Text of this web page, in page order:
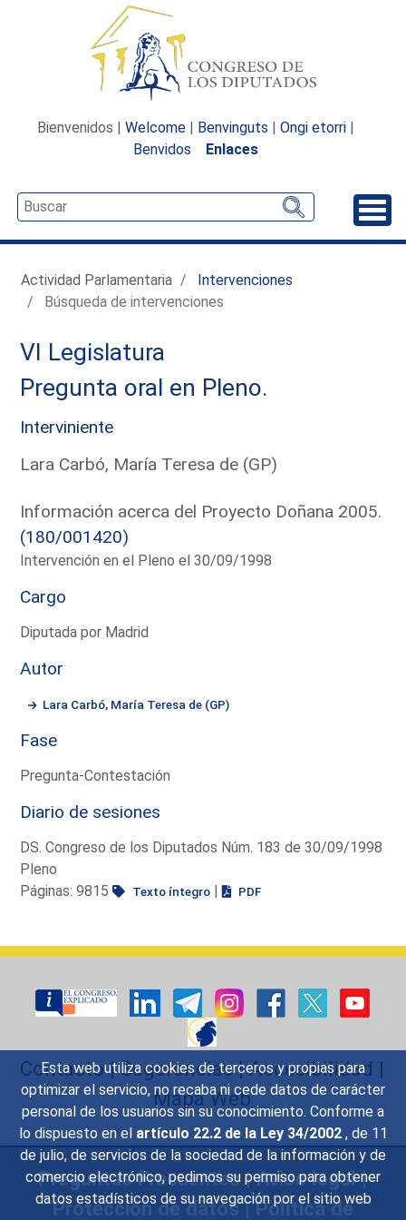
Esta web utiliza cookies de terceros y propias para
optimizar el servicio, no recaba ni cede datos de carácter
personal de los usuarios sin su conocimiento. Conforme a
lo dispuesto en el artículo 22.2 de la Ley 34/2002 , de 11
de julio, de servicios de la sociedad de la información y de
comercio electrónico, pedimos su permiso para obtener
datos estadísticos de su navegación por el sitio web
Bienvenidos | Welcome | Benvinguts | Ongi etorri |
Benvidos
Enlaces
Actividad Parlamentaria
Intervenciones
Búsqueda de intervenciones
VI Legislatura
Pregunta oral en Pleno.
Interviniente
Lara Carbó, María Teresa de (GP)
Información acerca del Proyecto Doñana 2005.
(180/001420)
Intervención en el Pleno el 30/09/1998
Cargo
Diputada por Madrid
Autor
Lara Carbó, María Teresa de (GP)
Fase
Pregunta-Contestación
Diario de sesiones
DS. Congreso de los Diputados Núm. 183 de 30/09/1998
Pleno
Páginas: 9815
Texto íntegro | PDF
Contacto|Sugerencias|Accesibilidad |
Mapa Web
Preguntas Frecuentes|Aviso legal|
Protección de datos|Política de